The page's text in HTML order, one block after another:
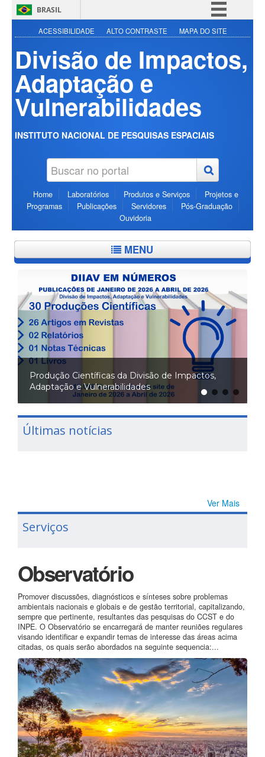
BRASIL
Simplifique!
Participe
Acesso à informação
Legislação
ACESSIBILIDADE ALTO CONTRASTE MAPA DO SITE
Divisão de Impactos,
Adaptação e
Vulnerabilidades
INSTITUTO NACIONAL DE PESQUISAS ESPACIAIS
Home Laboratórios Produtos e Serviços
Projetos e
Programas
Publicações Servidores
Pós-Graduação
Ouvidoria
MENU
Produção Científicas da Divisão de Impactos,
Adaptação e Vulnerabilidades
Últimas notícias
Ver Mais
Serviços
Observatório
Promover discussões, diagnósticos e sínteses sobre problemas
ambientais nacionais e globais e de gestão territorial, capitalizando,
sempre que pertinente, resultantes das pesquisas do CCST e do
INPE. O Observatório se encarregará de manter reuniões regulares
visando identificar e expandir temas de interesse das áreas acima
citadas, os quais serão abordados na seguinte sequencia:...